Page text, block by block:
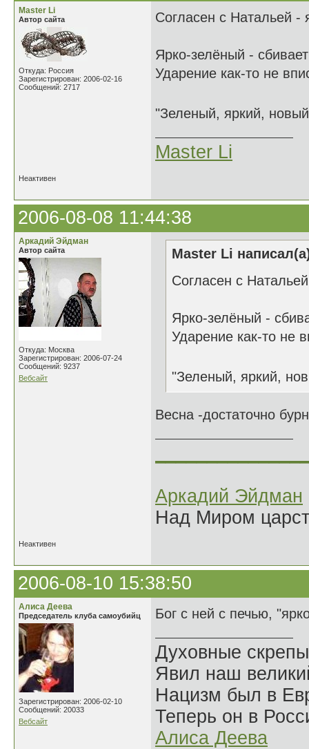
Master Li
Автор сайта
Откуда: Россия
Зарегистрирован: 2006-02-16
Сообщений: 2717
Согласен с Натальей -
Ярко-зелёный -
Ударение как-то не
"Зеленый, яркий,
Master Li
Неактивен
2006-08-08 11:44:38
Аркадий Эйдман
Автор сайта
Откуда: Москва
Зарегистрирован: 2006-07-24
Сообщений: 9237
Вебсайт
Master Li
Согласен с
Ярко-зелёный -
Ударение как-то не
"Зеленый, яркий,
Весна -достаточно
Аркадий Эйдман
Над Миром
Неактивен
2006-08-10 15:38:50
Алиса Деева
Председатель клуба самоубийц
Зарегистрирован: 2006-02-10
Сообщений: 20033
Вебсайт
Бог с ней с печью,
Духовные
Явил наш
Нацизм был в
Теперь он в
Алиса Деева